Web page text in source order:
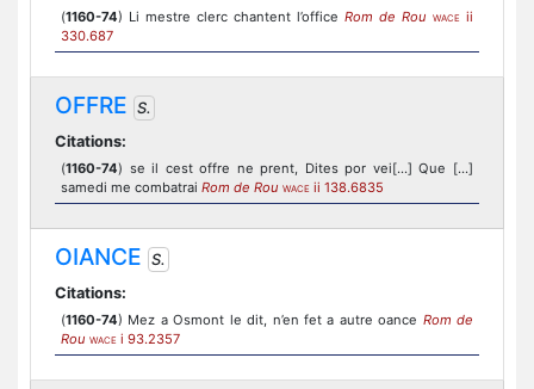
(1160-74) Li mestre clerc chantent l’office Rom de Rou WACE ii
330.687
OFFRE S.
Citations:
(1160-74) se il cest offre ne prent, Dites por vei[...] Que [...]
samedi me combatrai Rom de Rou WACE ii 138.6835
OIANCE S.
Citations:
(1160-74) Mez a Osmont le dit, n’en fet a autre oance Rom de
Rou WACE i 93.2357